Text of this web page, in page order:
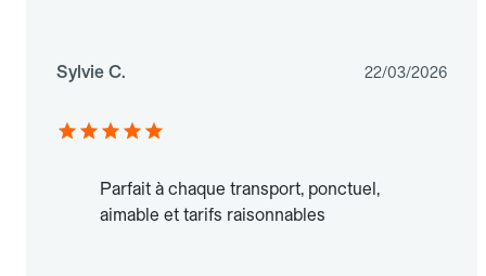
Sylvie C. 22/03/2026
Parfait à chaque transport, ponctuel,
aimable et tarifs raisonnables